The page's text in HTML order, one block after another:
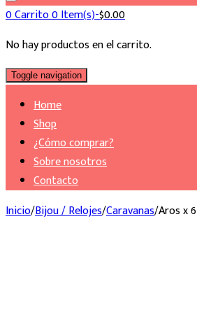
0Carrito0 Item(s)-$0.00
No hay productos en el carrito.
Toggle navigation
Home
Shop
¿Cómo comprar?
Sobre nosotros
Contacto
Inicio/Bijou / Relojes/Caravanas/Aros x 6